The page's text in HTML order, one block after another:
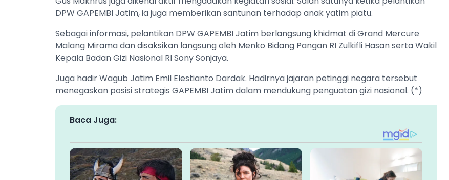
DPW GAPEMBI Jatim, ia juga memberikan santunan terhadap anak yatim piatu.
Sebagai informasi, pelantikan DPW GAPEMBI Jatim berlangsung khidmat di Grand Mercure
Malang Mirama dan disaksikan langsung oleh Menko Bidang Pangan RI Zulkifli Hasan serta Wakil
Kepala Badan Gizi Nasional RI Sony Sonjaya.
‎Juga hadir Wagub Jatim Emil Elestianto Dardak. Hadirnya jajaran petinggi negara tersebut
menegaskan posisi strategis GAPEMBI Jatim dalam mendukung penguatan gizi nasional. (*)
Baca Juga: